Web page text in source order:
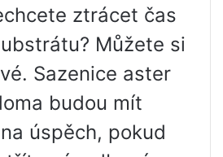
ztrácet čas
Můžete si
Sazenice aster
budou mít
úspěch, pokud